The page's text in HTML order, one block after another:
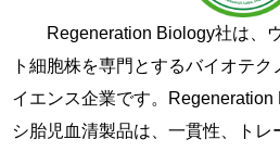
Regeneration Biology社は、ウ
ト細胞株を専門とするバイオテ
イエンス企業です。
Regeneration
シ胎児血清製品は、一貫性、ト